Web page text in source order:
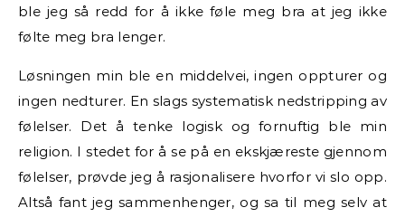
ble jeg så redd for å ikke føle meg bra at jeg ikke
følte meg bra lenger.
Løsningen min ble en middelvei, ingen oppturer og
ingen nedturer. En slags systematisk nedstripping av
følelser. Det å tenke logisk og fornuftig ble min
religion. I stedet for å se på en ekskjæreste gjennom
følelser, prøvde jeg å rasjonalisere hvorfor vi slo opp.
Altså fant jeg sammenhenger, og sa til meg selv at